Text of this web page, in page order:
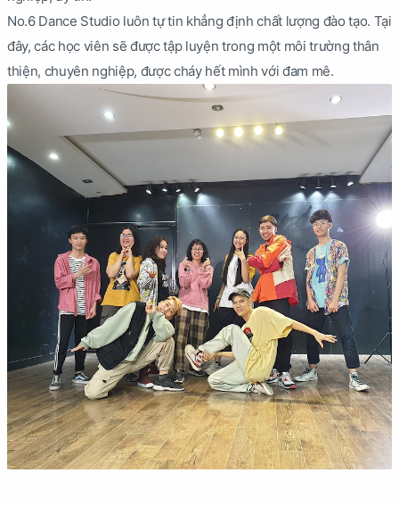
No.6 Dance Studio luôn tự tin khẳng định chất lượng đào tạo. Tại
đây, các học viên sẽ được tập luyện trong một môi trường thân
thiện, chuyên nghiệp, được cháy hết mình với đam mê.